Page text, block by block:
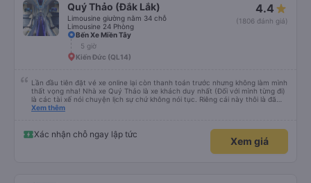
Quý Thảo (Đắk Lắk)
Limousine giường nằm 34 chỗ
Limousine 24 Phòng
4.4
(1806 đánh giá)
Bến Xe Miền Tây
5 giờ
Kiến Đức (QL14)
Lần đầu tiên đặt vé xe online lại còn thanh toán trước nhưng không làm mình
thất vọng nha! Nhà xe Quý Thảo là xe khách duy nhất (Đối với mình từng đi)
là các tài xế nói chuyện lịch sự chứ không nói tục. Riêng cái này thôi là đã
đánh giá 5 sao rồi. Chú tài xế còn uống pepsi rất dễ thương chứ không có
Xem thêm
Xác nhận chỗ ngay lập tức
Xem giá